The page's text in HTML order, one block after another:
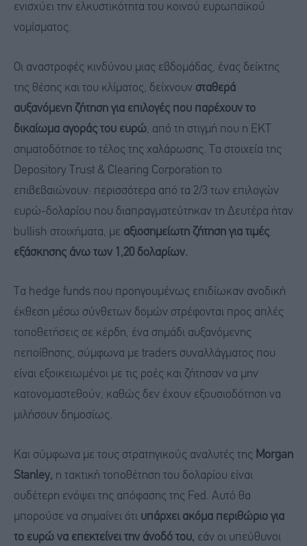
ενισχύει την ελκυστικότητα του κοινού ευρωπαϊκού
νομίσματος.
Οι αναστροφές κινδύνου μιας εβδομάδας, ένας δείκτης
της θέσης και του κλίματος, δείχνουν σταθερά
αυξανόμενη ζήτηση για επιλογές που παρέχουν το
δικαίωμα αγοράς του ευρώ, από τη στιγμή που η ΕΚΤ
σηματοδότησε το τέλος της χαλάρωσης. Τα στοιχεία της
Depository Trust & Clearing Corporation το
επιβεβαιώνουν: περισσότερα από τα 2/3 των επιλογών
ευρώ-δολαρίου που διαπραγματεύτηκαν τη Δευτέρα ήταν
bullish στοιχήματα, με αξιοσημείωτη ζήτηση για τιμές
εξάσκησης άνω των 1,20 δολαρίων.
Τα hedge funds που προηγουμένως επιδίωκαν ανοδική
έκθεση μέσω σύνθετων δομών στρέφονται προς απλές
τοποθετήσεις σε κέρδη, ένα σημάδι αυξανόμενης
πεποίθησης, σύμφωνα με traders συναλλάγματος που
είναι εξοικειωμένοι με τις ροές και ζήτησαν να μην
κατονομαστεθούν, καθώς δεν έχουν εξουσιοδότηση να
μιλήσουν δημοσίως.
Και σύμφωνα με τους στρατηγικούς αναλυτές της Morgan
Stanley, η τακτική τοποθέτηση του δολαρίου είναι
ουδέτερη ενόψει της απόφασης της Fed. Αυτό θα
μπορούσε να σημαίνει ότι υπάρχει ακόμα περιθώριο για
το ευρώ να επεκτείνει την άνοδό του, εάν οι υπεύθυνοι